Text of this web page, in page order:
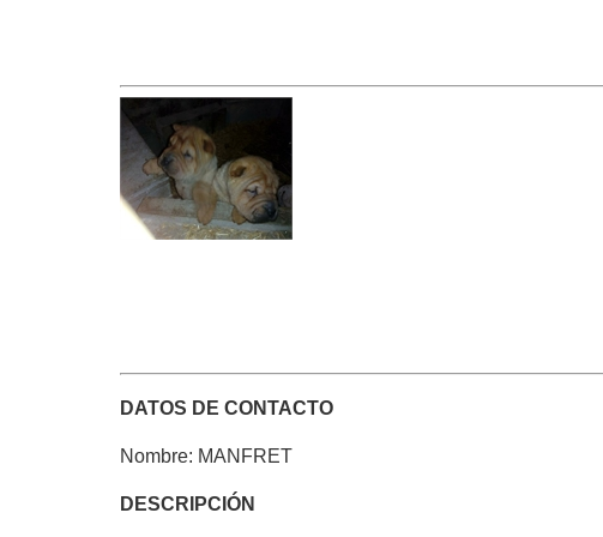
DATOS DE CONTACTO
Nombre: MANFRET
DESCRIPCIÓN